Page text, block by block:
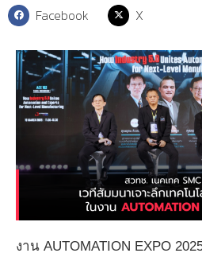
Facebook X
งาน AUTOMATION EXPO